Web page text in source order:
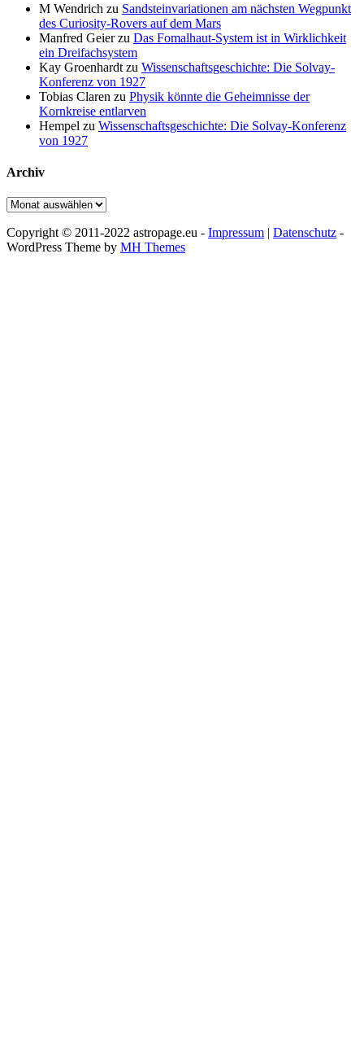
M Wendrich zu Sandsteinvariationen am nächsten Wegpunkt
des Curiosity-Rovers auf dem Mars
Manfred Geierzu Das Fomalhaut-System ist in Wirklichkeit
ein Dreifachsystem
Kay Groenhardt zu Wissenschaftsgeschichte: Die Solvay-
Konferenz von 1927
Tobias Claren zu Physik könnte die Geheimnisse der
Kornkreise entlarven
Hempel zu Wissenschaftsgeschichte: Die Solvay-Konferenz
von 1927
Archiv
Archiv
Copyright © 2011-2022 astropage.eu - Impressum | Datenschutz -
WordPress Theme by MH Themes